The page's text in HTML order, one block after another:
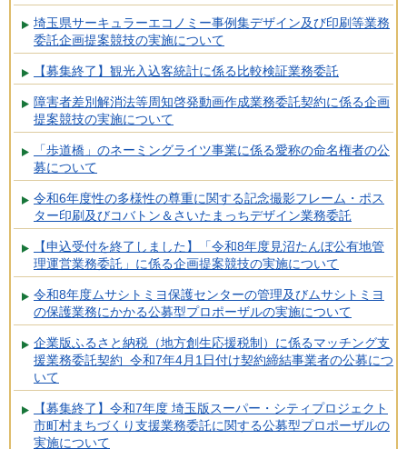
埼玉県サーキュラーエコノミー事例集デザイン及び印刷等業務
委託企画提案競技の実施について
【募集終了】観光入込客統計に係る比較検証業務委託
障害者差別解消法等周知啓発動画作成業務委託契約に係る企画
提案競技の実施について
「歩道橋」のネーミングライツ事業に係る愛称の命名権者の公
募について
令和6年度性の多様性の尊重に関する記念撮影フレーム・ポス
ター印刷及びコバトン＆さいたまっちデザイン業務委託
【申込受付を終了しました】「令和8年度見沼たんぼ公有地管
理運営業務委託」に係る企画提案競技の実施について
令和8年度ムサシトミヨ保護センターの管理及びムサシトミヨ
の保護業務にかかる公募型プロポーザルの実施について
企業版ふるさと納税（地方創生応援税制）に係るマッチング支
援業務委託契約 令和7年4月1日付け契約締結事業者の公募につ
いて
【募集終了】令和7年度 埼玉版スーパー・シティプロジェクト
市町村まちづくり支援業務委託に関する公募型プロポーザルの
実施について